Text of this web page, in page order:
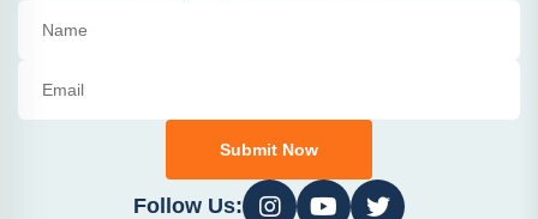
Submit Now
Follow Us: